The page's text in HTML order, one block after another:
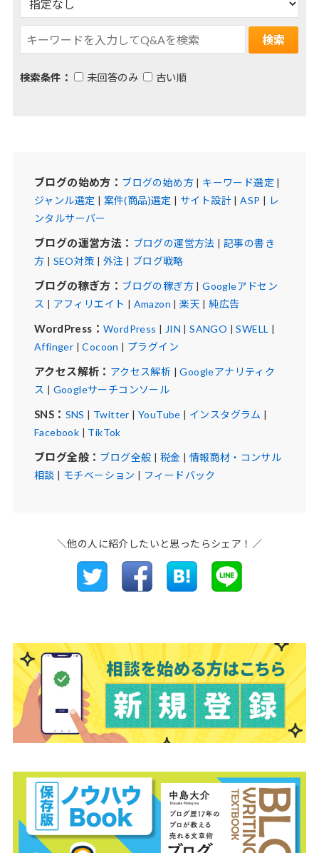
検索条件： 未回答のみ 古い順
ブログの始め方： ブログの始め方| キーワード選定 |
ジャンル選定 | 案件(商品)選定 | サイト設計|ASP | レ
ンタルサーバー
ブログの運営方法： ブログの運営方法 | 記事の書き
方 | SEO対策 | 外注 | ブログ戦略
ブログの稼ぎ方： ブログの稼ぎ方|Googleアドセン
ス | アフィリエイト | Amazon |楽天 |純広告
WordPress： WordPress | JIN |SANGO |SWELL |
Affinger |Cocoon | プラグイン
アクセス解析： アクセス解析 |Googleアナリティク
ス | Googleサーチコンソール
SNS： SNS | Twitter | YouTube | インスタグラム |
Facebook | TikTok
ブログ全般： ブログ全般 | 税金 | 情報商材・コンサル
相談 | モチベーション | フィードバック
＼他の人に紹介したいと思ったらシェア！／